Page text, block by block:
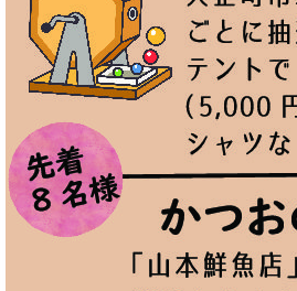
H30秋の門前市ちらしのコピー10.14
しのコピー10.14
Share